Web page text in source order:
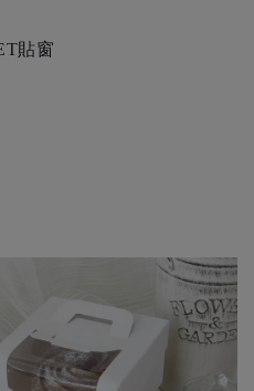
貼窗